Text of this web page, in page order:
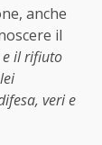
anche
il
il rifiuto
veri e